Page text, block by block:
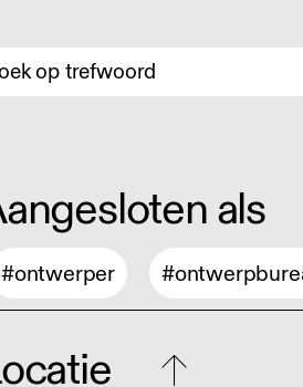
als
#ontwerper